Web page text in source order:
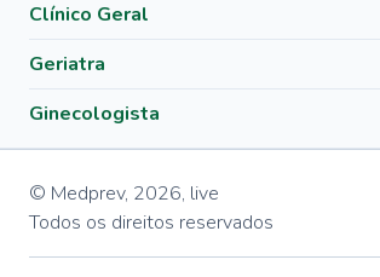
Clínico Geral
Geriatra
Ginecologista
© Medprev, 2026, live
Todos os direitos reservados